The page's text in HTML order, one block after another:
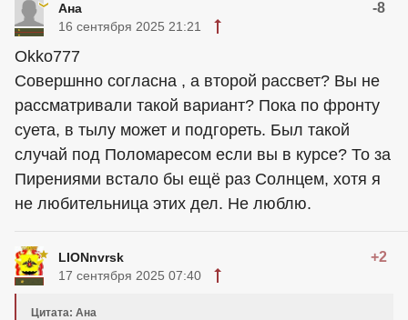
Ана -8
16 сентября 2025 21:21
Оkko777
Совершнно согласна , а второй рассвет? Вы не
рассматривали такой вариант? Пока по фронту
суета, в тылу может и подгореть. Был такой
случай под Поломаресом если вы в курсе? То за
Пирениями встало бы ещё раз Солнцем, хотя я
не любительница этих дел. Не люблю.
LIONnvrsk +2
17 сентября 2025 07:40
Цитата: Ана